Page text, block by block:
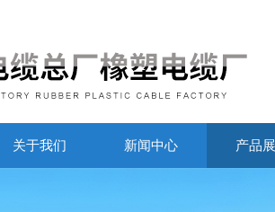
关于我们 新闻中心 产品